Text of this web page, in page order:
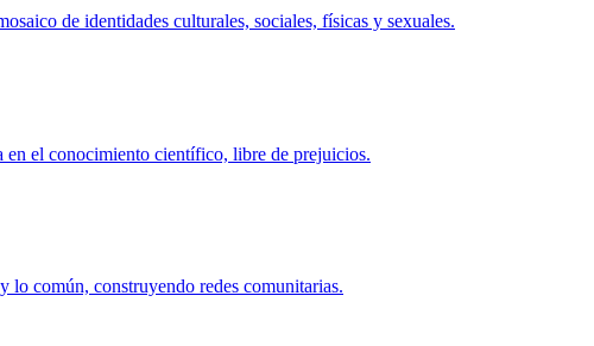
de identidades culturales, sociales, físicas y sexuales.
en el conocimiento científico, libre de prejuicios.
lo común, construyendo redes comunitarias.